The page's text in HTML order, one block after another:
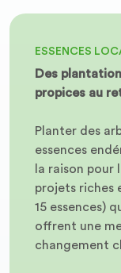
ESSENCES
Des
propices au
Planter des
essences
la raison pour
projets riches
15 essences)
offrent une
changement